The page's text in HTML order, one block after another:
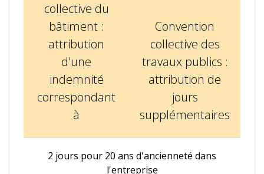
collective du
bâtiment :
attribution
d'une
indemnité
correspondant
à
Convention
collective des
travaux publics :
attribution de
jours
supplémentaires
2 jours pour 20 ans d'ancienneté dans
l'entreprise